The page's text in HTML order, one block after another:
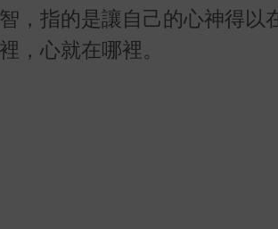
，指的是讓自己的心神得以
，心就在哪裡。